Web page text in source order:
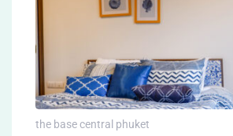
the base central phuket